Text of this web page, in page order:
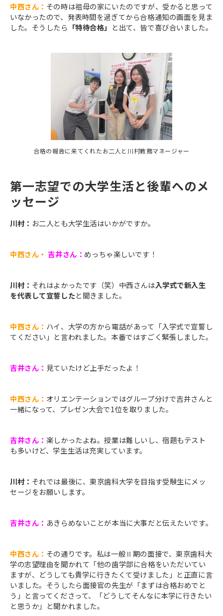
中西さん： その時は祖母の家にいたのですが、受かると思って
いなかったので、発表時間を過ぎてから合格通知の画面を見ま
した。そうしたら 「特待合格」 と出て、皆で喜び合いました。
合格の報告に来てくれたお二人と川村教務マネージャー
第一志望での大学生活と後輩へのメ
ッセージ
川村： お二人とも大学生活はいかがですか。
中西さん・ 吉井さん： めっちゃ楽しいです！
川村： それはよかったです（笑）中西さんは入学式で新入生
を代表して宣誓したと聞きました。
中西さん： ハイ、大学の方から電話があって「入学式で宣誓し
てください」と言われました。本番ではすごく緊張しました。
吉井さん： 見ていたけど上手だったよ！
中西さん： オリエンテーションではグループ分けで吉井さんと
一緒になって、プレゼン大会で1位を取りました。
吉井さん： 楽しかったよね。授業は難しいし、宿題もテスト
も多いけど、学生生活は充実しています。
川村： それでは最後に、東京歯科大学を目指す受験生にメッ
セージをお願いします。
吉井さん： あきらめないことが本当に大事だと伝えたいです。
中西さん： その通りです。私は一般Ⅱ期の面接で、東京歯科大
学の志望理由を聞かれて「他の歯学部に合格をいただいてい
ますが、どうしても貴学に行きたくて受けました」と正直に言
いました。そうしたら面接官の先生が「まずは合格おめでと
う」と言ってくださって、「どうしてそんなに本学に行きたい
と思うか」と聞かれました。